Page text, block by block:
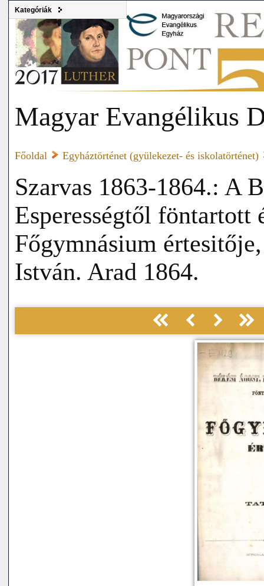
Kategóriák
Magyar Evangélikus
Főoldal Egyháztörténet (gyülekezet- és iskolatörténet)
Szarvas 1863-1864.: A
Esperességtől föntartott
Főgymnásium
István. Arad 1864.